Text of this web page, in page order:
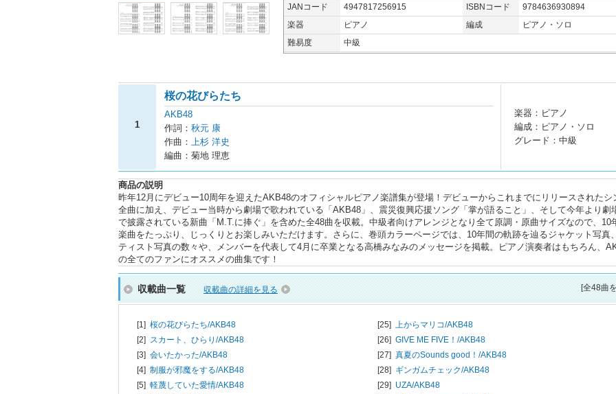
JANコード
4947817256915 ISBNコード
9784636930894
楽器
ピアノ 編成
ピアノ・ソロ
難易度
中級
1
桜の花びらたち
AKB48
作詞： 秋元 康
作曲：
上杉 洋史
編曲：菊地 理恵
楽器：ピアノ
編成：ピアノ・ソロ
グレード：中級
商品の説明
昨年12月にデビュー10周年を迎えたAKB48のオフィシャルピアノ楽譜集が登場！デビューからこれまでにリリースされたシ
全曲に加え、デビュー当時から劇場で歌われている「AKB48」、震災復興応援ソング「掌が語ること」、そして今年より劇
で披露されている新曲「M.T.に捧ぐ」を含めた全48曲を収載。中級者向けアレンジとなり全て原調・原曲サイズなので、10
楽曲をたっぷり、じっくりとお楽しみいただけます。さらに、巻頭カラーページでは、10年間の軌跡を辿るジャケット写真
ティスト写真の数々や、メンバーを代表して4月に卒業となる高橋みなみのメッセージを掲載。ピアノ演奏者はもちろん、
の全てのファンにオススメの曲集です！
収載曲一覧 収載曲の詳細を見る [全48曲
[1] 桜の花びらたち/AKB48
[2] スカート、ひらり/AKB48
[3] 会いたかった/AKB48
[4] 制服が邪魔をする/AKB48
[5] 軽蔑していた愛情/AKB48
[25] 上からマリコ/AKB48
[26] GIVE ME FIVE！/AKB48
[27] 真夏のSounds good！/AKB48
[28] ギンガムチェック/AKB48
[29] UZA/AKB48